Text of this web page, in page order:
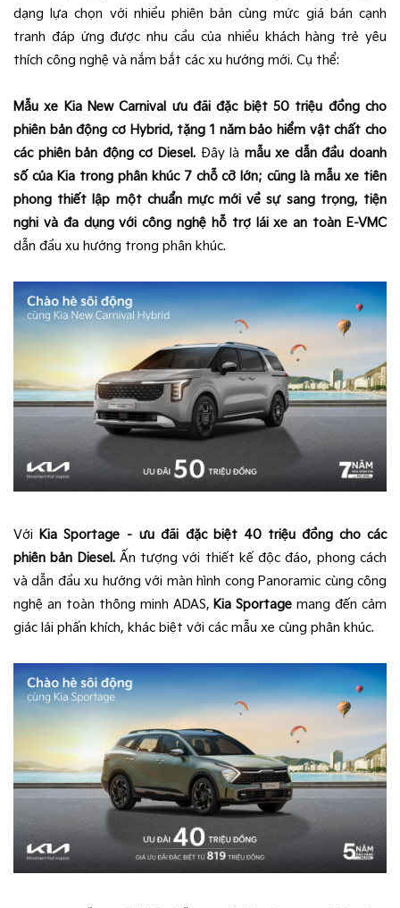
dạng lựa chọn với nhiều phiên bản cùng mức giá bán cạnh
tranh đáp ứng được nhu cầu của nhiều khách hàng trẻ yêu
thích công nghệ và nắm bắt các xu hướng mới. Cụ thể:
Mẫu xe Kia New Carnival ưu đãi đặc biệt 50 triệu đồng cho
phiên bản động cơ Hybrid, tặng 1 năm bảo hiểm vật chất cho
các phiên bản động cơ Diesel.Đây là mẫu xe dẫn đầu doanh
số của Kia trong phân khúc 7 chỗ cỡ lớn; cũng là mẫu xe tiên
phong thiết lập một chuẩn mực mới về sự sang trọng, tiện
nghi và đa dụng với công nghệ hỗ trợ lái xe an toàn E-VMC
dẫn đầu xu hướng trong phân khúc.
Với Kia Sportage – ưu đãi đặc biệt 40 triệu đồng cho các
phiên bản Diesel.Ấn tượng với thiết kế độc đáo, phong cách
và dẫn đầu xu hướng với màn hình cong Panoramic cùng công
nghệ an toàn thông minh ADAS, Kia Sportage mang đến cảm
giác lái phấn khích, khác biệt với các mẫu xe cùng phân khúc.